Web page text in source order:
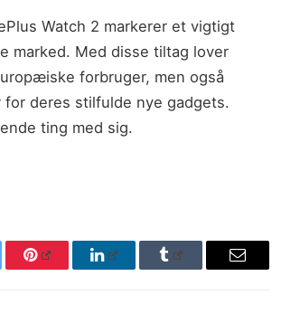
Watch 2 markerer et vigtigt
marked. Med disse tiltag lover
forbruger, men også
deres stilfulde nye gadgets.
ting med sig.
Pinterest LinkedIn Tumblr Email